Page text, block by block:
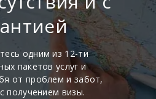
одним из 12-ти
пакетов услуг и
от проблем и забот,
получением визы.